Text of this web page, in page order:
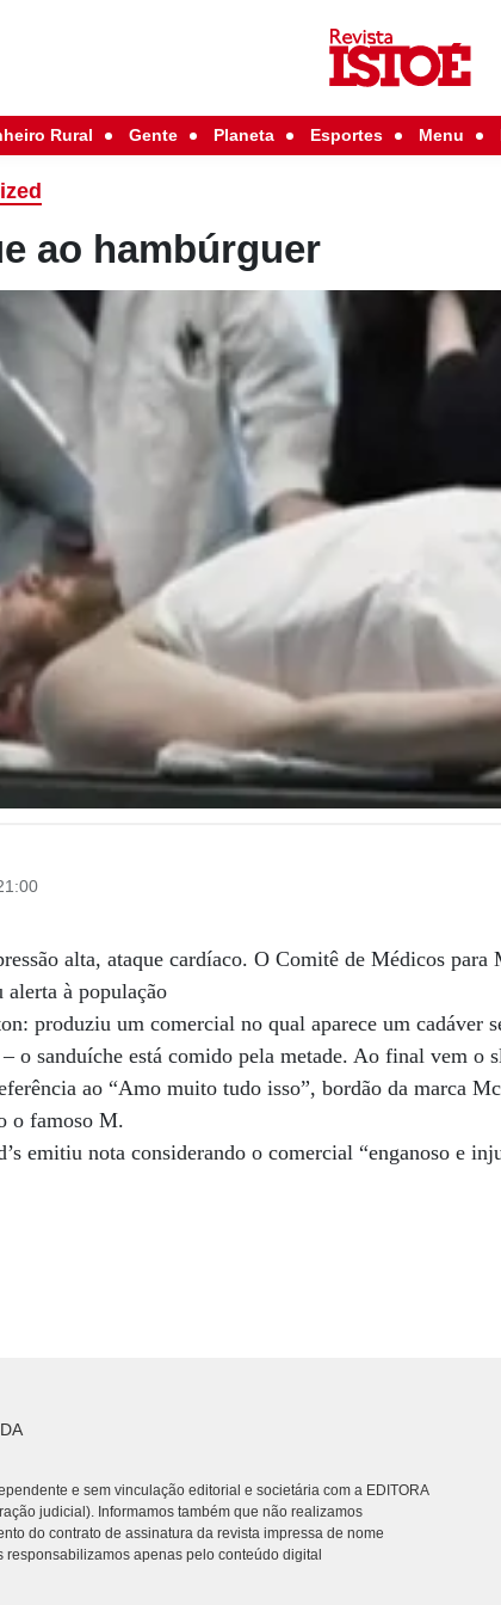
Rural Gente Planeta Esportes Menu
ao hambúrguer
alta, ataque cardíaco. O Comitê de Médicos
alerta à população
produziu um comercial no qual aparece um cadáver
o sanduíche está comido pela metade. Ao final vem o
ao “Amo muito tudo isso”, bordão da marca
o famoso M.
emitiu nota considerando o comercial “enganoso e
e sem vinculação editorial e societária com a EDITORA
judicial). Informamos também que não realizamos
do contrato de assinatura da revista impressa de nome
responsabilizamos apenas pelo conteúdo digital